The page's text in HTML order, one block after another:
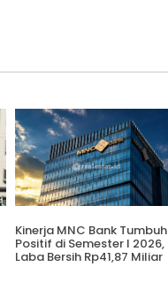
Kinerja MNC Bank Tumbuh
Positif di Semester I 2026,
Laba Bersih Rp41,87 Miliar